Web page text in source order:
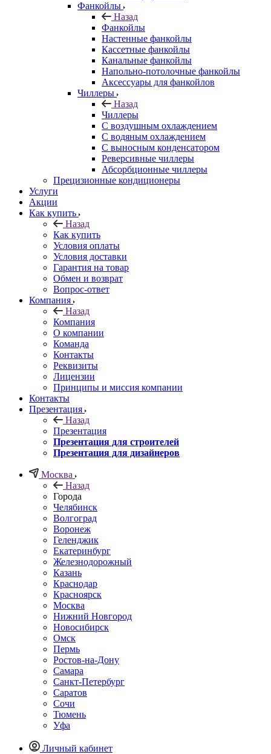
Фанкойлы
Назад
Фанкойлы
Настенные фанкойлы
Кассетные фанкойлы
Канальные фанкойлы
Напольно-потолочные фанкойлы
Аксессуары для фанкойлов
Чиллеры
Назад
Чиллеры
С воздушным охлаждением
С водяным охлаждением
С выносным конденсатором
Реверсивные чиллеры
Абсорбционные чиллеры
Прецизионные кондиционеры
Услуги
Акции
Как купить
Назад
Как купить
Условия оплаты
Условия доставки
Гарантия на товар
Обмен и возврат
Вопрос-ответ
Компания
Назад
Компания
О компании
Команда
Контакты
Реквизиты
Лицензии
Принципы и миссия компании
Контакты
Презентация
Назад
Презентация
Презентация для строителей
Презентация для дизайнеров
Москва
Назад
Города
Челябинск
Волгоград
Воронеж
Геленджик
Екатеринбург
Железнодорожный
Казань
Краснодар
Красноярск
Москва
Нижний Новгород
Новосибирск
Омск
Пермь
Ростов-на-Дону
Самара
Санкт-Петербург
Саратов
Сочи
Тюмень
Уфа
Личный кабинет